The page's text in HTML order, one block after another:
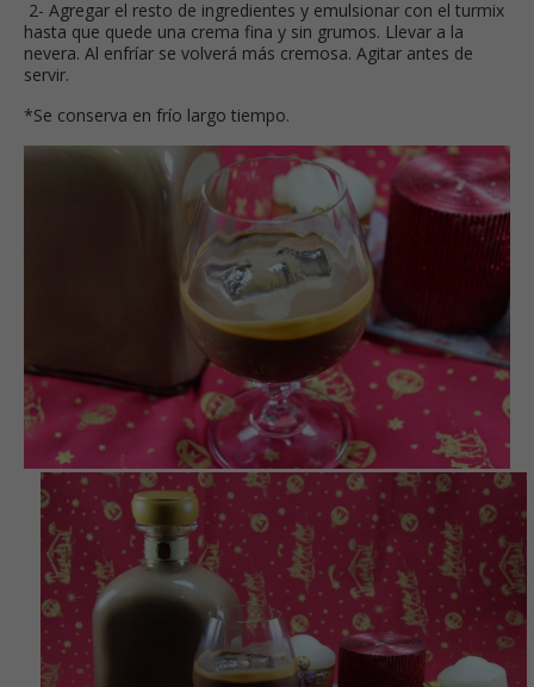
2- Agregar el resto de ingredientes y emulsionar con el turmix
hasta que quede una crema fina y sin grumos. Llevar a la
nevera. Al enfríar se volverá más cremosa. Agitar antes de
servir.
*Se conserva en frío largo tiempo.